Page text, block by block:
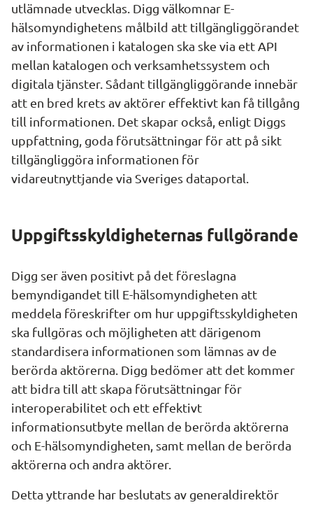
utlämnade utvecklas. Digg välkomnar E-
hälsomyndighetens målbild att tillgängliggörandet
av informationen i katalogen ska ske via ett API
mellan katalogen och verksamhetssystem och
digitala tjänster. Sådant tillgängliggörande innebär
att en bred krets av aktörer effektivt kan få tillgång
till informationen. Det skapar också, enligt Diggs
uppfattning, goda förutsättningar för att på sikt
tillgängliggöra informationen för
vidareutnyttjande via Sveriges dataportal.
Uppgiftsskyldigheternas fullgörande
Digg ser även positivt på det föreslagna
bemyndigandet till E-hälsomyndigheten att
meddela föreskrifter om hur uppgiftsskyldigheten
ska fullgöras och möjligheten att därigenom
standardisera informationen som lämnas av de
berörda aktörerna. Digg bedömer att det kommer
att bidra till att skapa förutsättningar för
interoperabilitet och ett effektivt
informationsutbyte mellan de berörda aktörerna
och E-hälsomyndigheten, samt mellan de berörda
aktörerna och andra aktörer.
Detta yttrande har beslutats av generaldirektör